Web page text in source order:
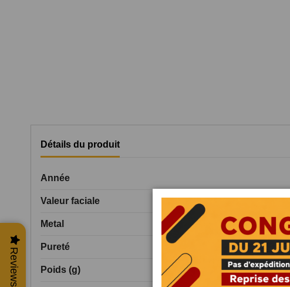
Reviews
Détails du produit
Année
Valeur faciale
Metal
Pureté
Poids (g)